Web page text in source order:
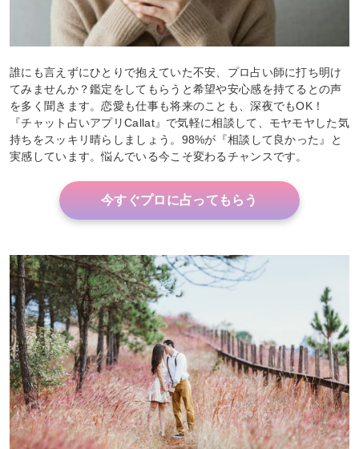
誰にも言えずにひとりで抱えていた不安、プロ占い師に打ち明け
てみませんか？鑑定をしてもらうと希望や安心感を持てるとの声
を多く聞きます。恋愛も仕事も将来のことも、深夜でもOK！
『チャット占いアプリCallat』で気軽に相談して、モヤモヤした気
持ちをスッキリ晴らしましょう。98%が『相談して良かった』と
実感しています。悩んでいる今こそ変わるチャンスです。
今すぐプロに占ってもらう